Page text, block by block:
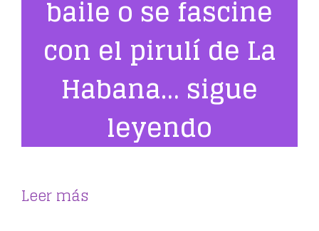
baile o se fascine
con el pirulí de La
Habana… sigue
leyendo
Leer más